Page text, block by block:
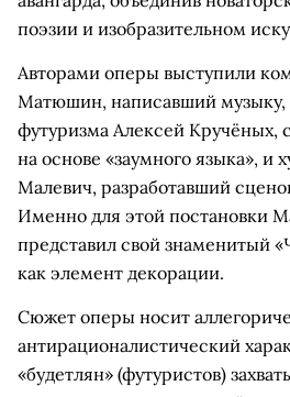
поэзии и изобразительном
Авторами оперы выступили
Матюшин, написавший музыку,
футуризма Алексей Кручёных,
на основе «заумного языка», и
Малевич, разработавший
Именно для этой постановки
представил свой знаменитый
как элемент декорации.
Сюжет оперы носит
антирационалистический
«будетлян» (футуристов)